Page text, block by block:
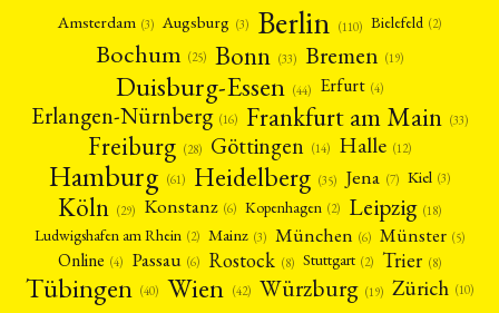
Amsterdam (3) Augsburg (3) Berlin (110) Bielefeld (2)
Bochum (25) Bonn (33) Bremen (19)
Duisburg-Essen (44) Erfurt (4)
Erlangen-Nürnberg (16) Frankfurt am Main (33)
Freiburg (28) Göttingen (14) Halle (12)
Hamburg (61) Heidelberg (35) Jena (7) Kiel (3)
Köln (29) Konstanz (6) Kopenhagen (2) Leipzig (18)
Ludwigshafen am Rhein (2) Mainz (3) München (6) Münster (5)
Online (4) Passau (6) Rostock (8) Stuttgart (2) Trier (8)
Tübingen (40) Wien (42) Würzburg (19) Zürich (10)